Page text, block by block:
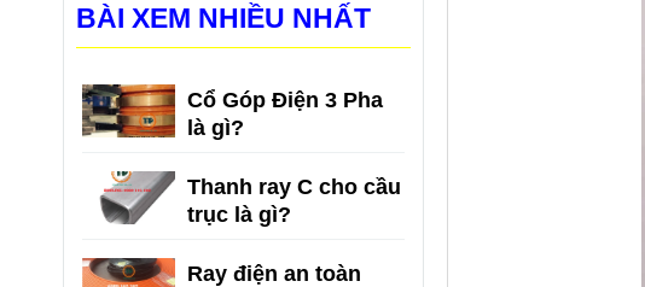
BÀI XEM NHIỀU NHẤT
Cổ Góp Điện 3 Pha
là gì?
Thanh ray C cho cầu
trục là gì?
Ray điện an toàn